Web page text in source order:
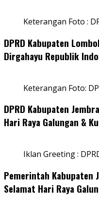
Keterangan Foto :
DPRD Kabupaten
Dirgahayu Republik
Keterangan Foto:
DPRD Kabupaten
Hari Raya Galungan &
Iklan Greeting :
Pemerintah Kabupaten
Selamat Hari Raya